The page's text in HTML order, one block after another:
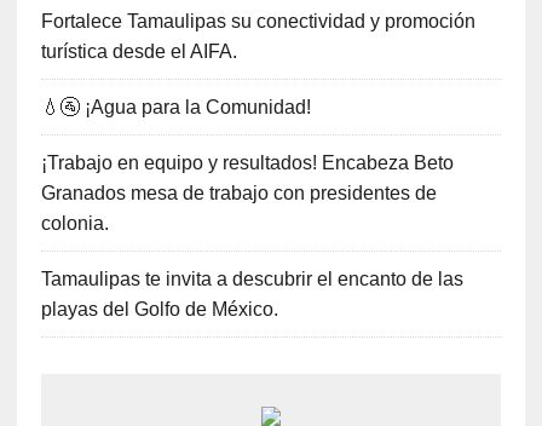
Fortalece Tamaulipas su conectividad y promoción
turística desde el AIFA.
💧🚰 ¡Agua para la Comunidad!
¡Trabajo en equipo y resultados! Encabeza Beto
Granados mesa de trabajo con presidentes de
colonia.
Tamaulipas te invita a descubrir el encanto de las
playas del Golfo de México.